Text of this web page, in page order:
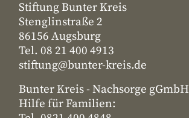
Stiftung Bunter Kreis
Stenglinstraße 2
86156 Augsburg
Tel. 08 21 400 4913
stiftung@bunter-kreis.de
Bunter Kreis - Nachsorge gGmbH
Hilfe für Familien: